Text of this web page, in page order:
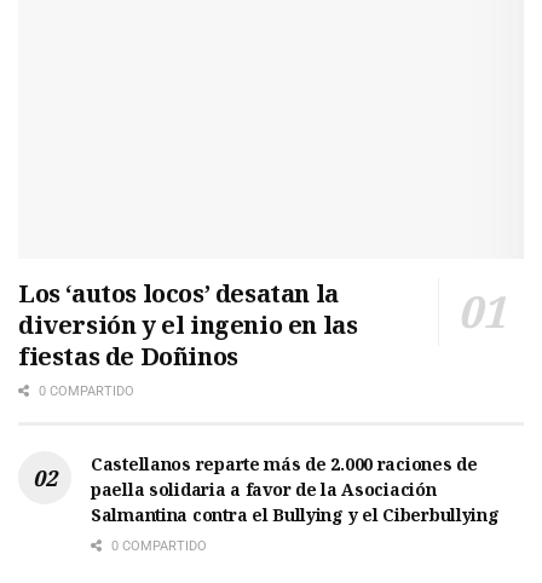
Los ‘autos locos’ desatan la
diversión y el ingenio en las
fiestas de Doñinos
0 COMPARTIDO
Castellanos reparte más de 2.000 raciones de
paella solidaria a favor de la Asociación
Salmantina contra el Bullying y el Ciberbullying
0 COMPARTIDO